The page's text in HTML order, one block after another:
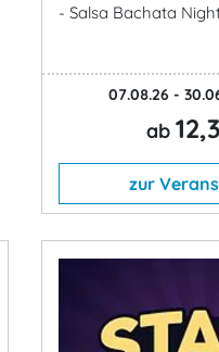
- Salsa Bachata
07.08.26 -
ab
zur